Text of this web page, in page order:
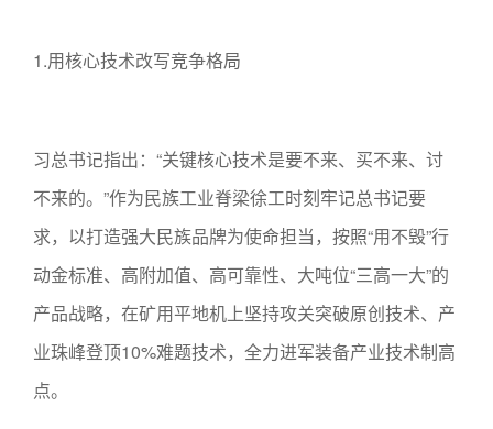
1.用核心技术改写竞争格局
习总书记指出：“关键核心技术是要不来、买不来、讨
不来的。”作为民族工业脊梁徐工时刻牢记总书记要
求，以打造强大民族品牌为使命担当，按照“用不毁”行
动金标准、高附加值、高可靠性、大吨位“三高一大”的
产品战略，在矿用平地机上坚持攻关突破原创技术、产
业珠峰登顶10%难题技术，全力进军装备产业技术制高
点。